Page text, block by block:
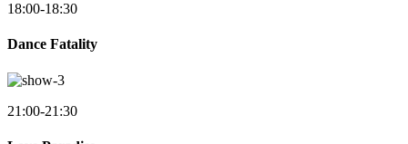
18:00-18:30
Dance Fatality
21:00-21:30